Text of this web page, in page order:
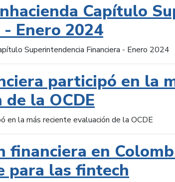
Capítulo
Enero 2024
Superintendencia Financiera - Enero 2024
participó en la
la OCDE
en la más reciente evaluación de la OCDE
financiera en
para las fintech